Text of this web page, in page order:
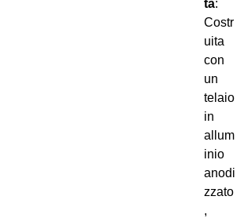
tà:
Costr
uita
con
un
telaio
in
allum
inio
anodi
zzato
,